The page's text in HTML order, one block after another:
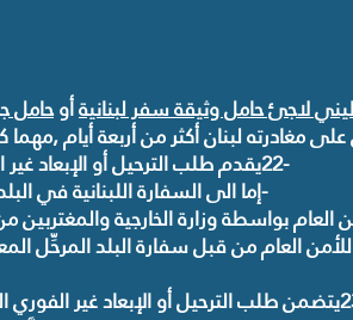
لاجئ حامل وثيقة سفر لبنانيةأوحامل
مغادرته لبنان أكثر من أربعة أيام,مهما
22-يقدم طلب الترحيل أو الإبعاد
-إما الى السفارة اللبنانية في
العام بواسطة وزارة الخارجية
للأمن العام من قبل سفارة البلد المرحِّل
يتضمن طلب الترحيل أو الإبعاد غير الفوري